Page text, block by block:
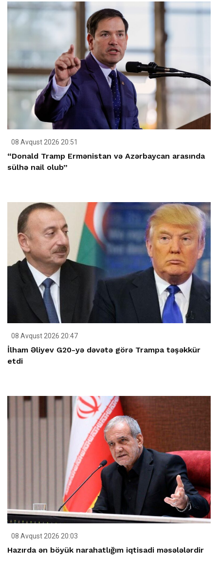
08 Avqust 2026 20:51
“Donald Tramp Ermənistan və Azərbaycan arasında
sülhə nail olub”
08 Avqust 2026 20:47
İlham Əliyev G20-yə dəvətə görə Trampa təşəkkür
etdi
08 Avqust 2026 20:03
Hazırda ən böyük narahatlığım iqtisadi məsələlərdir